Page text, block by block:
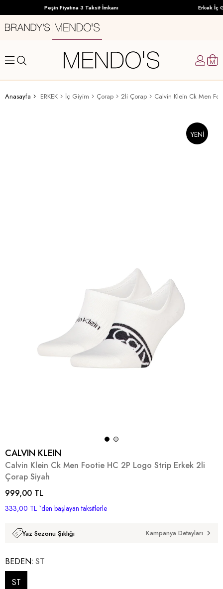
Peşin Fiyatına 3 Taksit İmkanı Erkek İç
Anasayfa ERKEK İç Giyim Çorap 2li Çorap
YENI
CALVIN KLEIN
Calvin Klein Ck Men Footie HC 2P Logo Strip Erkek 2li
Çorap Siyah
999,00 TL
333,00 TL `den başlayan taksitlerle
Yaz Sezonu Şıklığı Kampanya Detayları
BEDEN ST
ST